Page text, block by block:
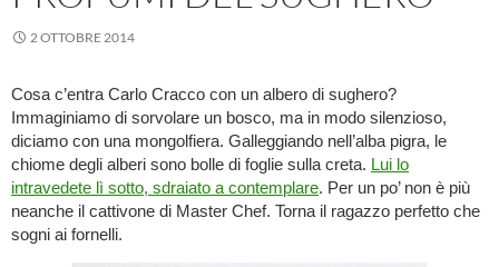
2 OTTOBRE 2014
Cosa c’entra Carlo Cracco con un albero di sughero?
Immaginiamo di sorvolare un bosco, ma in modo silenzioso,
diciamo con una mongolfiera. Galleggiando nell’alba pigra, le
chiome degli alberi sono bolle di foglie sulla creta. Lui lo
intravedete lì sotto, sdraiato a contemplare. Per un po’ non è più
neanche il cattivone di Master Chef. Torna il ragazzo perfetto che
sogni ai fornelli.